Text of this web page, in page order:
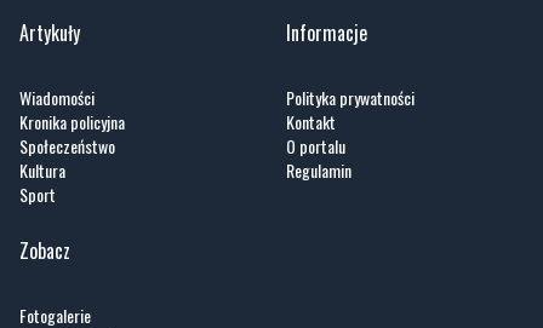
Artykuły
Wiadomości
Kronika policyjna
Społeczeństwo
Kultura
Sport
Informacje
Polityka prywatności
Kontakt
O portalu
Regulamin
Zobacz
Fotogalerie